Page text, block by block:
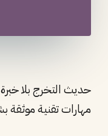
مهارات تقنية موثقة بشهادات،